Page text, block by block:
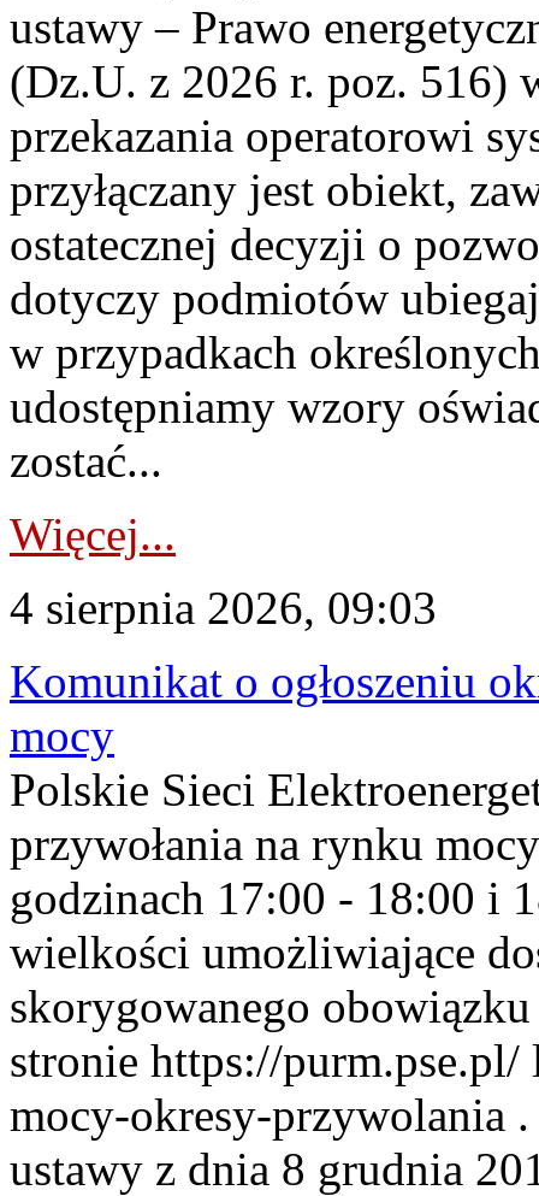
ustawy – Prawo
(Dz.U. z 2026 r. poz. 516)
przekazania operatorowi
przyłączany jest obiekt,
ostatecznej decyzji o
dotyczy podmiotów
w przypadkach
udostępniamy wzory
zostać...
Więcej...
4 sierpnia 2026, 09:03
Komunikat o ogłoszeniu
mocy
Polskie Sieci
przywołania na rynku
godzinach 17:00 - 18:00 i
wielkości umożliwiające
skorygowanego
stronie https://
mocy-okresy-przywolania
ustawy z dnia 8 grudnia